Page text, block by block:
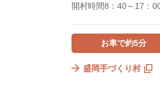
開村時間8：40～17：
お車で約5分
盛岡手づくり村